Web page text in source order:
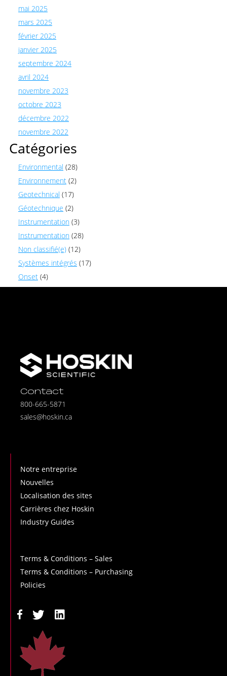
mai 2025
mars 2025
février 2025
janvier 2025
septembre 2024
avril 2024
novembre 2023
octobre 2023
décembre 2022
novembre 2022
Catégories
Environmental (28)
Environnement (2)
Geotechnical (17)
Géotechnique (2)
Instrumentation (3)
Instrumentation (28)
Non classifié(e) (12)
Systèmes intégrés (17)
Onset (4)
Contact
800-665-5871
sales@hoskin.ca
Notre entreprise
Nouvelles
Localisation des sites
Carrières chez Hoskin
Industry Guides
Terms & Conditions – Sales
Terms & Conditions – Purchasing
Policies